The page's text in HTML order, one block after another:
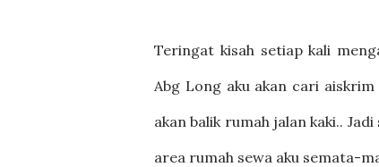
Teringat kisah setiap kali
Abg Long aku akan cari aiskrim
akan balik rumah jalan kaki..
area rumah sewa aku semata-